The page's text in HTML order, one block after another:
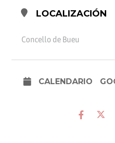
LOCALIZACIÓN
Concello de Bueu
CALENDARIO